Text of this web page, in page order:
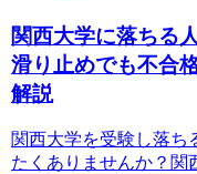
関西大学に落ちる
滑り止めでも不合
解説
関西大学を受験し落ち
たくありませんか？関